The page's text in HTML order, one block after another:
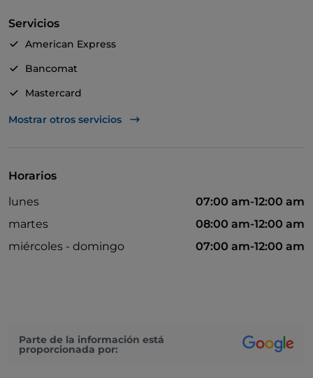
Servicios
American Express
Bancomat
Mastercard
Visa
Menú infantil
Mostrar otros servicios
Horarios
lunes
07:00 am-12:00 am
martes
08:00 am-12:00 am
miércoles - domingo
07:00 am-12:00 am
Parte de la información está
proporcionada por: